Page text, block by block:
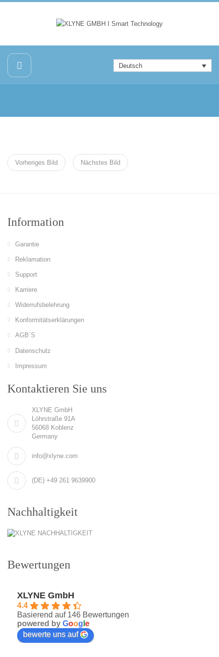
Deutsch
Vorheriges Bild Nächstes Bild
Information
Garantie
Reklamation
Support
Karriere
Widerrufsbelehrung
Konformitätserklärungen
AGB´S
Datenschutz
Impressum
Kontaktieren Sie uns
XLYNE GmbH
Löhrstraße 91A
56068 Koblenz
Germany
info@xlyne.com
(DE) +49 261 9639900
Nachhaltigkeit
Bewertungen
XLYNE GmbH
4.4
Basierend auf 146 Bewertungen
powered by Goog e
bewerte uns auf